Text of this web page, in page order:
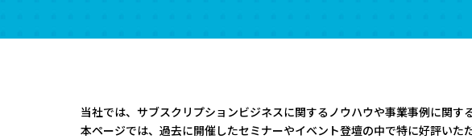
当社では、サブスクリプションビジネスに関するノウハウや事業事例に関す
本ページでは、過去に開催したセミナーやイベント登壇の中で特に好評いた